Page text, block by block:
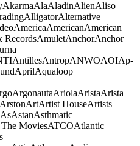
AkarmaAlaAladinAlienAliso
AlligatorAlternative
AmericaAmericanAmerican
RecordsAmuletAnchorAnchor
AntillesAntropANWOAOIAp-
AprilAqualoop
ArgonautaAriolaAristaArista
ArstonArtArtist HouseArtists
AsAstanAsthmatic
MoviesATCOAtlantic